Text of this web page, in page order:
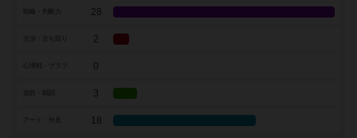
戦略・判断力 28
2
0
3
アート・外見 18